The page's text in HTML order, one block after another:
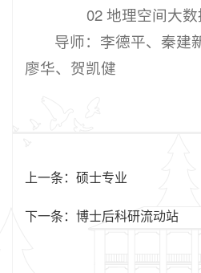
02 地理空间大数
导师：李德平、秦建
廖华、贺凯健
上一条： 硕士专业
下一条： 博士后科研流动站